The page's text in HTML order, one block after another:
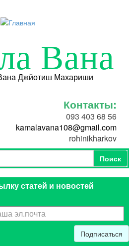
Вана
Джйотиш Махариши
Контакты:
093 403 68 56
kamalavana108@gmail.com
rohinikharkov
Поиск
Поиск
статей и новостей
Подписаться